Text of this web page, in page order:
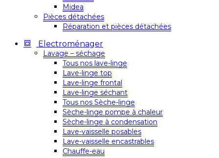
Midea
Pièces détachées
Réparation et pièces détachées
Electroménager
Lavage – séchage
Tous nos lave-linge
Lave-linge top
Lave-linge frontal
Lave-linge séchant
Tous nos Sèche-linge
Sèche-linge pompe à chaleur
Sèche-linge à condensation
Lave-vaisselle posables
Lave-vaisselle encastrables
Chauffe-eau